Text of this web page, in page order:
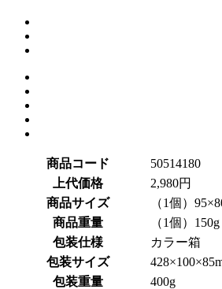
商品コード
50514180
上代価格
2,980円
商品サイズ
（1個）
商品重量
（1個）150g
包装仕様
カラー箱
包装サイズ
包装重量
400g